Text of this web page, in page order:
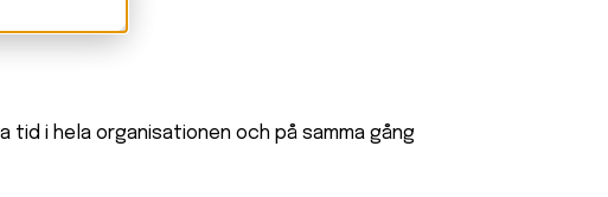
tid i hela organisationen och på samma gång